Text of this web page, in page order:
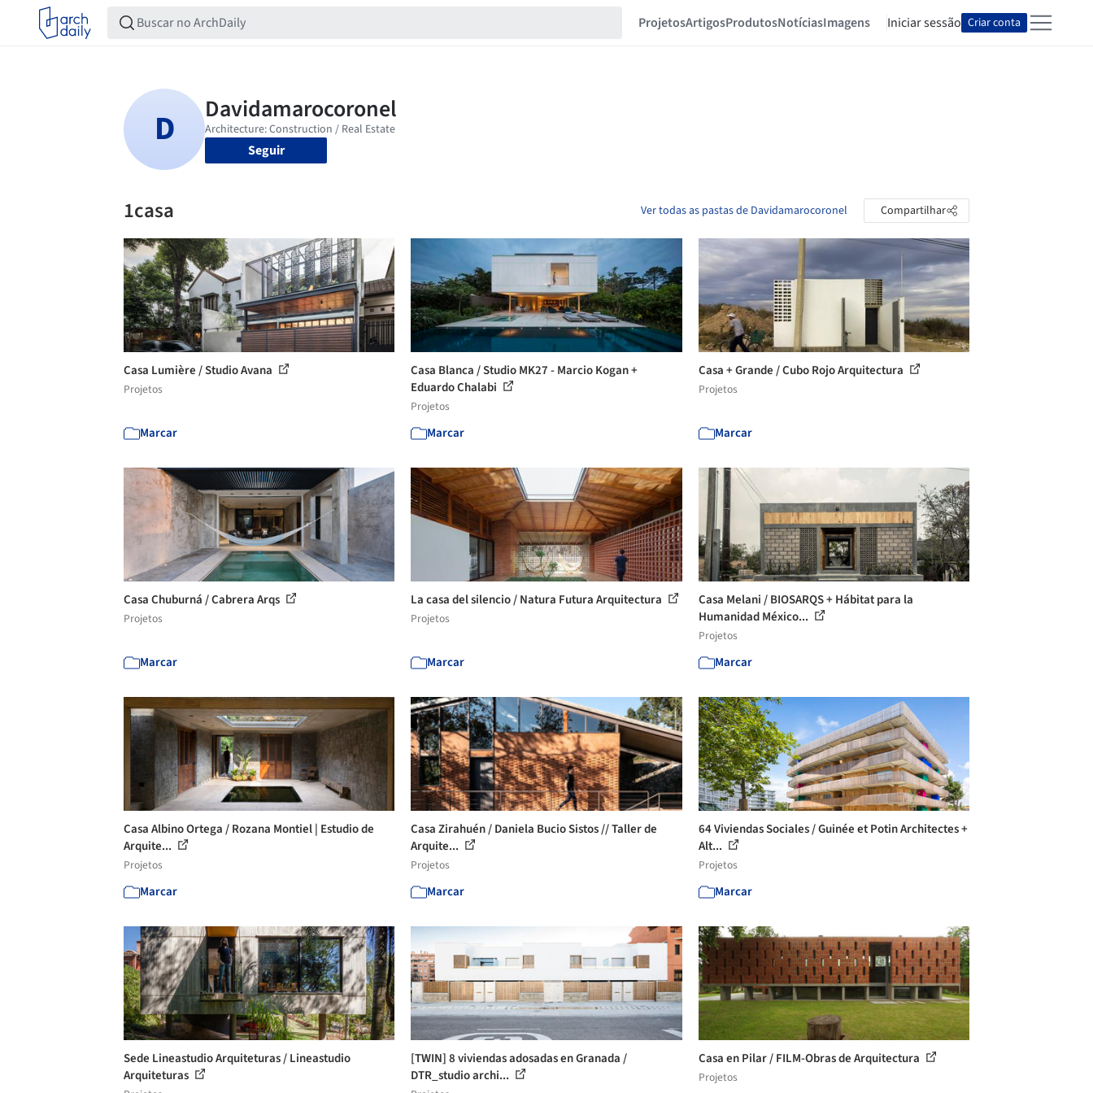
ProjetosArtigosProdutosNotíciasImagens Iniciar sessão Criar conta
Seguir
1casa Ver todas as pastas de Davidamarocoronel Compartilhar
Casa Lumière / Studio Avana
Projetos
Marcar
Casa Blanca / Studio MK27 - Marcio Kogan +
Eduardo Chalabi
Projetos
Marcar
Casa + Grande / Cubo Rojo Arquitectura
Projetos
Marcar
Casa Chuburná / Cabrera Arqs
Projetos
Marcar
La casa del silencio / Natura Futura Arquitectura
Projetos
Marcar
Casa Melani / BIOSARQS + Hábitat para la
Humanidad México...
Projetos
Marcar
Casa Albino Ortega / Rozana Montiel | Estudio de
Arquite...
Projetos
Marcar
Casa Zirahuén / Daniela Bucio Sistos // Taller de
Arquite...
Projetos
Marcar
64 Viviendas Sociales / Guinée et Potin Architectes +
Alt...
Projetos
Marcar
Sede Lineastudio Arquiteturas / Lineastudio
Arquiteturas
[TWIN] 8 viviendas adosadas en Granada /
DTR_studio archi...
Casa en Pilar / FILM-Obras de Arquitectura
Projetos